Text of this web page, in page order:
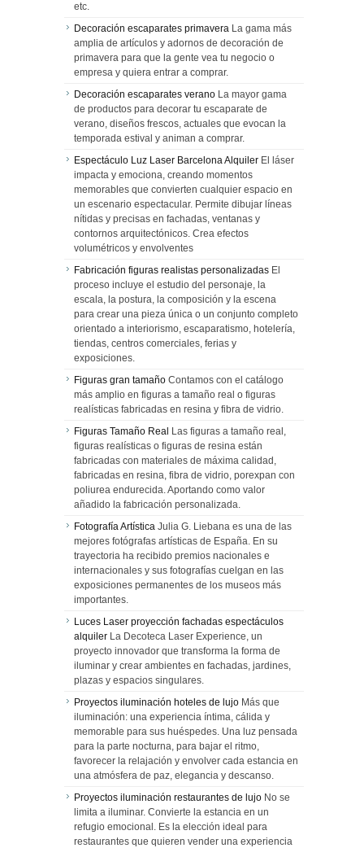
etc.
Decoración escaparates primavera La gama más
amplia de artículos y adornos de decoración de
primavera para que la gente vea tu negocio o
empresa y quiera entrar a comprar.
Decoración escaparates verano La mayor gama
de productos para decorar tu escaparate de
verano, diseños frescos, actuales que evocan la
temporada estival y animan a comprar.
Espectáculo Luz Laser Barcelona Alquiler El láser
impacta y emociona, creando momentos
memorables que convierten cualquier espacio en
un escenario espectacular. Permite dibujar líneas
nítidas y precisas en fachadas, ventanas y
contornos arquitectónicos. Crea efectos
volumétricos y envolventes
Fabricación figuras realistas personalizadas El
proceso incluye el estudio del personaje, la
escala, la postura, la composición y la escena
para crear una pieza única o un conjunto completo
orientado a interiorismo, escaparatismo, hotelería,
tiendas, centros comerciales, ferias y
exposiciones.
Figuras gran tamaño Contamos con el catálogo
más amplio en figuras a tamaño real o figuras
realísticas fabricadas en resina y fibra de vidrio.
Figuras Tamaño Real Las figuras a tamaño real,
figuras realísticas o figuras de resina están
fabricadas con materiales de máxima calidad,
fabricadas en resina, fibra de vidrio, porexpan con
poliurea endurecida. Aportando como valor
añadido la fabricación personalizada.
Fotografía Artística Julia G. Liebana es una de las
mejores fotógrafas artísticas de España. En su
trayectoria ha recibido premios nacionales e
internacionales y sus fotografías cuelgan en las
exposiciones permanentes de los museos más
importantes.
Luces Laser proyección fachadas espectáculos
alquiler La Decoteca Laser Experience, un
proyecto innovador que transforma la forma de
iluminar y crear ambientes en fachadas, jardines,
plazas y espacios singulares.
Proyectos iluminación hoteles de lujo Más que
iluminación: una experiencia íntima, cálida y
memorable para sus huéspedes. Una luz pensada
para la parte nocturna, para bajar el ritmo,
favorecer la relajación y envolver cada estancia en
una atmósfera de paz, elegancia y descanso.
Proyectos iluminación restaurantes de lujo No se
limita a iluminar. Convierte la estancia en un
refugio emocional. Es la elección ideal para
restaurantes que quieren vender una experiencia